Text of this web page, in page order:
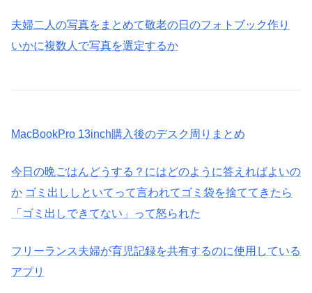
夫婦二人の写真をまとめて敬老の日のフォトブック作り
いかに複数人で写真を選定するか
MacBookPro 13inch購入後のデスク周りまとめ
今日の晩ごはんどうする？にはどのように答えればよいの
か ゴミ出ししといてって言われてゴミ袋を捨ててきたら
「ゴミ出しできてない」って怒られた
フリーランス夫婦が育児記録を共有するのに使用している
アプリ